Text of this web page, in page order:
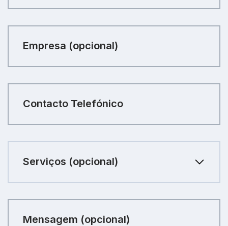
Empresa (opcional)
Contacto Telefónico
Serviços (opcional)
(opcional)
Mensagem (opcional)